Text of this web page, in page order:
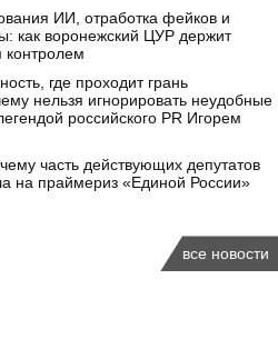
ИИ, отработка фейков и
как воронежский ЦУР держит
где проходит грань
нельзя игнорировать неудобные
российского PR Игорем
часть действующих депутатов
на праймериз «Единой России»
все новости